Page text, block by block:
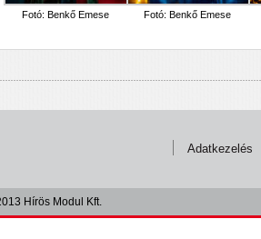
Fotó: Benkő Emese Fotó: Benkő Emese
Adatkezelés
Hírös Modul Kft.